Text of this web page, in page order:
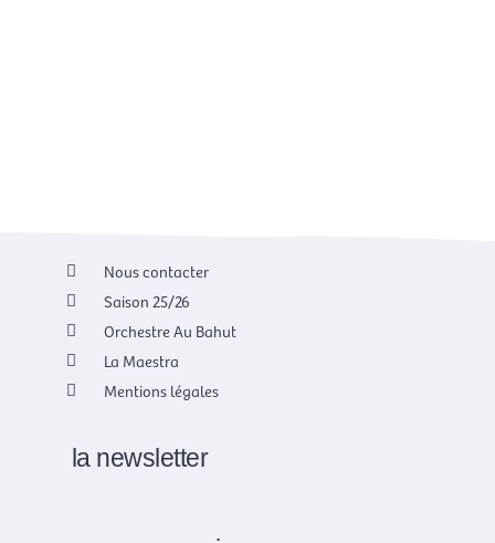
Nous contacter
Saison 25/26
Orchestre Au Bahut
La Maestra
Mentions légales
la newsletter